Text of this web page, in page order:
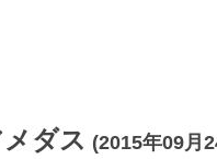
ダス (2015年09月